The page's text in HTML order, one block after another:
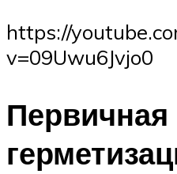
https://
v=09Uwu6Jvjo0
Первичная